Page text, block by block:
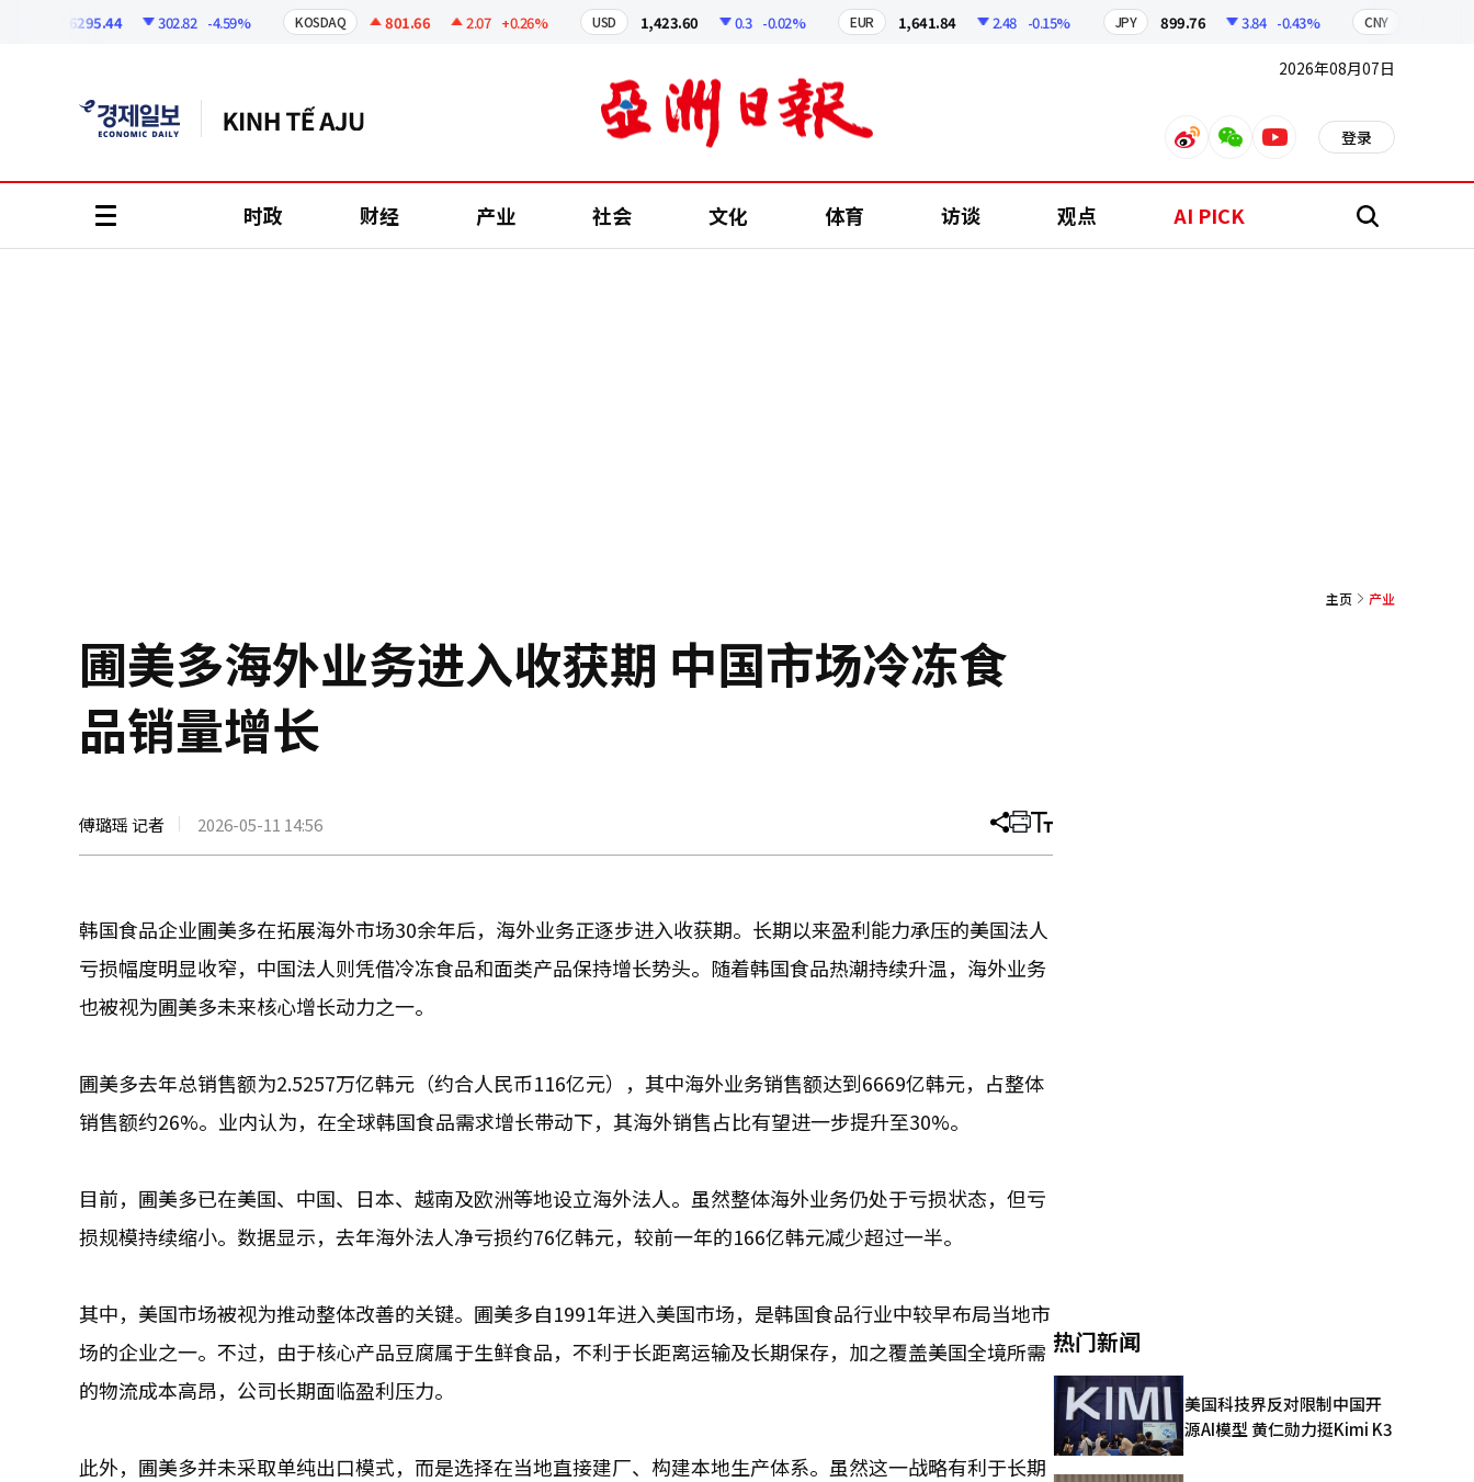
6295.44 302.82 -4.59% KOSDAQ 801.66 2.07 +0.26% USD 1,423.60 0.3 -0.02% EUR 1,641.84 2.48 -0.15% JPY 899.76 3.84 -0.43% CNY 210.96
2026年08月07日
weiboweixinyoutube 登录
时政 财经 产业 社会 文化 体育 访谈 观点 AI PICK 搜
主页 产业
圃美多海外业务进入收获期 中国市场冷冻食
品销量增长
傅璐瑶 记者 2026-05-11 14:56 分
文
打 调
大
韩国食品企业圃美多在拓展海外市场30余年后，海外业务正逐步进入收获期。长期以来盈利能力承压的美国法人
亏损幅度明显收窄，中国法人则凭借冷冻食品和面类产品保持增长势头。随着韩国食品热潮持续升温，海外业务
也被视为圃美多未来核心增长动力之一。
圃美多去年总销售额为2.5257万亿韩元（约合人民币116亿元），其中海外业务销售额达到6669亿韩元，占整体
销售额约26%。业内认为，在全球韩国食品需求增长带动下，其海外销售占比有望进一步提升至30%。
目前，圃美多已在美国、中国、日本、越南及欧洲等地设立海外法人。虽然整体海外业务仍处于亏损状态，但亏
损规模持续缩小。数据显示，去年海外法人净亏损约76亿韩元，较前一年的166亿韩元减少超过一半。
其中，美国市场被视为推动整体改善的关键。圃美多自1991年进入美国市场，是韩国食品行业中较早布局当地市
场的企业之一。不过，由于核心产品豆腐属于生鲜食品，不利于长距离运输及长期保存，加之覆盖美国全境所需
的物流成本高昂，公司长期面临盈利压力。
此外，圃美多并未采取单纯出口模式，而是选择在当地直接建厂、构建本地生产体系。虽然这一战略有利于长期
热门新闻
美国科技界反对限制中国开
源AI模型 黄仁勋力挺Kimi K3